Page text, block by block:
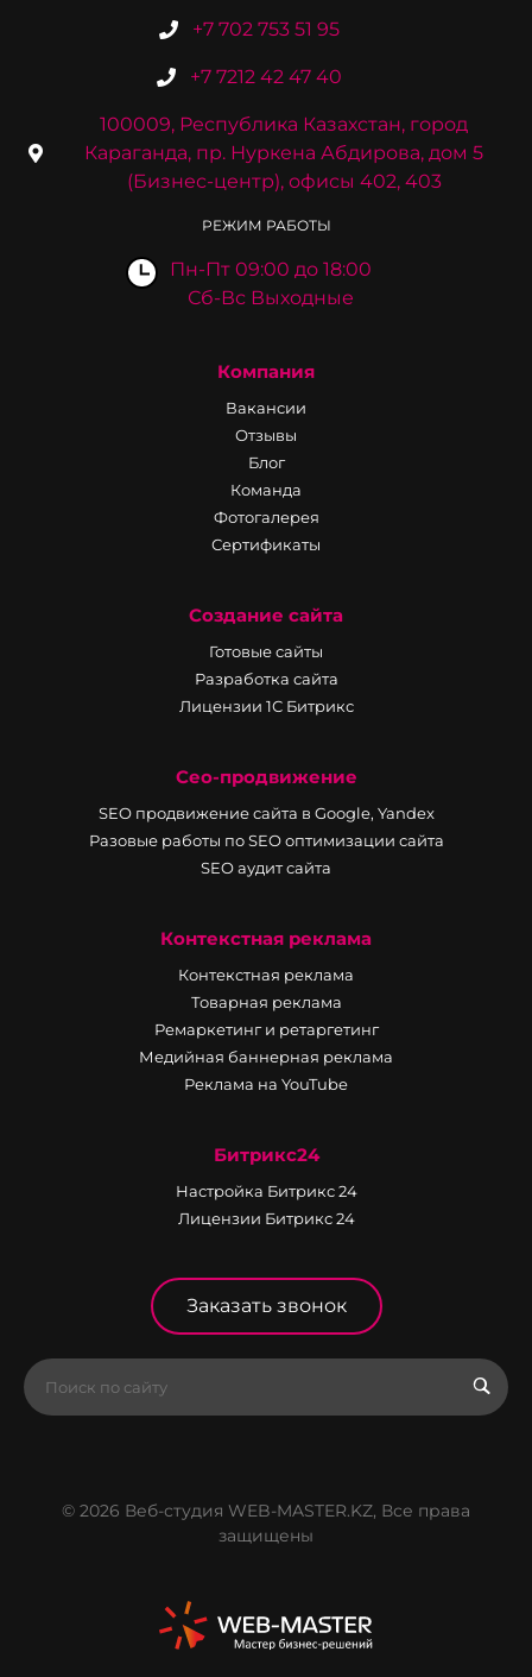
+7 702 753 51 95
+7 7212 42 47 40
100009, Республика Казахстан, город
Караганда, пр. Нуркена Абдирова, дом 5
(Бизнес-центр), офисы 402, 403
РЕЖИМ РАБОТЫ
Пн-Пт 09:00 до 18:00
Сб-Вс Выходные
Компания
Вакансии
Отзывы
Блог
Команда
Фотогалерея
Сертификаты
Создание сайта
Готовые сайты
Разработка сайта
Лицензии 1С Битрикс
Сео-продвижение
SEO продвижение сайта в Google, Yandex
Разовые работы по SEO оптимизации сайта
SEO аудит сайта
Контекстная реклама
Контекстная реклама
Товарная реклама
Ремаркетинг и ретаргетинг
Медийная баннерная реклама
Реклама на YouTube
Битрикс24
Настройка Битрикс 24
Лицензии Битрикс 24
Заказать звонок
© 2026 Веб-студия WEB-MASTER.KZ, Все права
защищены